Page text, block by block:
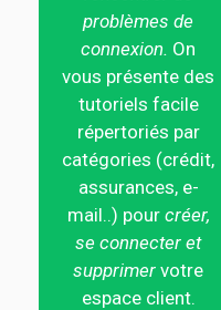
problèmes de
connexion. On
vous présente des
tutoriels facile
répertoriés par
catégories (crédit,
assurances, e-
mail..) pour créer,
se connecter et
supprimer votre
espace client.